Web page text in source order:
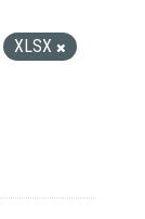
XLSX